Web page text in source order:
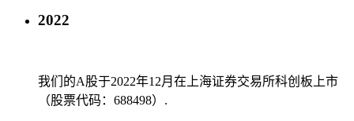
2022
我们的A股于2022年12月在上海证券交易所科创板上市
（股票代码：688498）.